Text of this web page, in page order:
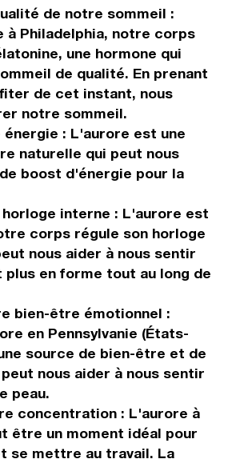
de notre sommeil :
à Philadelphia, notre corps
une hormone qui
de qualité. En prenant
de cet instant, nous
notre sommeil.
: L'aurore est une
naturelle qui peut nous
boost d'énergie pour la
interne : L'aurore est
corps régule son horloge
nous aider à nous sentir
en forme tout au long de
bien-être émotionnel :
en Pennsylvanie (États-
source de bien-être et de
nous aider à nous sentir
peau.
concentration : L'aurore à
être un moment idéal pour
se mettre au travail. La